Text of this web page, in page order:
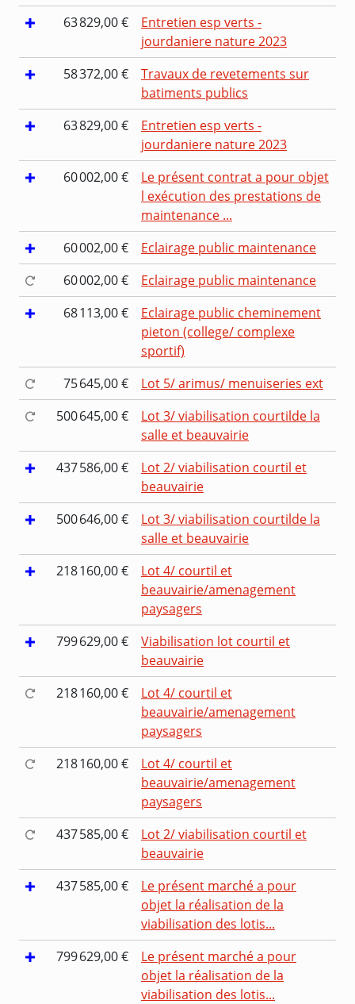
63 829,00 €
Entretien esp verts -
jourdaniere nature 2023
58 372,00 €
Travaux de revetements sur
batiments publics
63 829,00 €
Entretien esp verts -
jourdaniere nature 2023
60 002,00 €
Le présent contrat a pour objet
l exécution des prestations de
maintenance ...
60 002,00 €
Eclairage public maintenance
60 002,00 €
Eclairage public maintenance
68 113,00 €
Eclairage public cheminement
pieton (college/ complexe
sportif)
75 645,00 €
Lot 5/ arimus/ menuiseries ext
500 645,00 €
Lot 3/ viabilisation courtilde la
salle et beauvairie
437 586,00 €
Lot 2/ viabilisation courtil et
beauvairie
500 646,00 €
Lot 3/ viabilisation courtilde la
salle et beauvairie
218 160,00 €
Lot 4/ courtil et
beauvairie/amenagement
paysagers
799 629,00 €
Viabilisation lot courtil et
beauvairie
218 160,00 €
Lot 4/ courtil et
beauvairie/amenagement
paysagers
218 160,00 €
Lot 4/ courtil et
beauvairie/amenagement
paysagers
437 585,00 €
Lot 2/ viabilisation courtil et
beauvairie
437 585,00 €
Le présent marché a pour
objet la réalisation de la
viabilisation des lotis...
799 629,00 €
Le présent marché a pour
objet la réalisation de la
viabilisation des lotis...